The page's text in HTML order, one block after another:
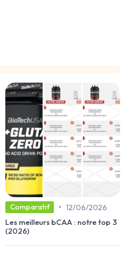
Comparatif • 12/06/2026
Les meilleurs bCAA : notre top 3
(2026)